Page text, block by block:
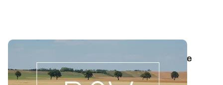
Bulletin de santé du Végétal - Centre-Val de
Loire : Pommes de terre / Maïs